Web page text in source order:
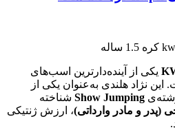
یکی از آینده‌دارترین اسب‌های
نژاد هلندی به‌عنوان یکی از
Show Jumping شناخته
(پدر و مادر وارداتی)، ارزش ژنتیکی